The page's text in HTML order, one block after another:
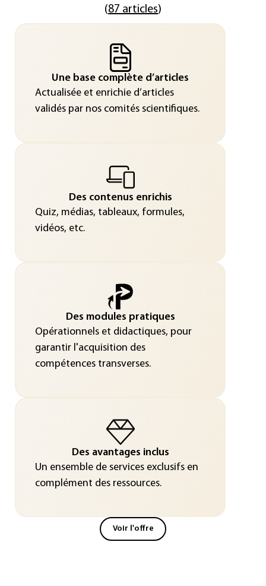
(87 articles)
Une base complète d’articles
Actualisée et enrichie d’articles
validés par nos comités scientifiques.
Des contenus enrichis
Quiz, médias, tableaux, formules,
vidéos, etc.
Des modules pratiques
Opérationnels et didactiques, pour
garantir l'acquisition des
compétences transverses.
Des avantages inclus
Un ensemble de services exclusifs en
complément des ressources.
Voir l'offre